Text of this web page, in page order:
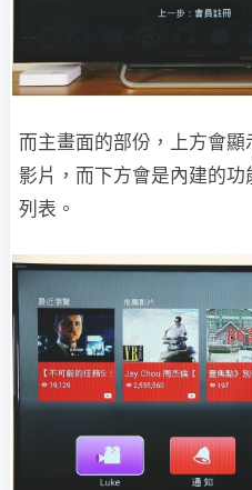
而主畫面的部份，上方會
影片，而下方會是內建的
列表。